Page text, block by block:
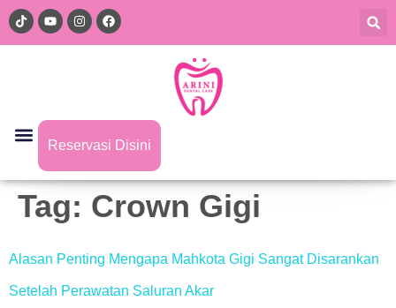
Reservasi Disini
Tag: Crown Gigi
Alasan Penting Mengapa Mahkota Gigi Sangat Disarankan
Setelah Perawatan Saluran Akar